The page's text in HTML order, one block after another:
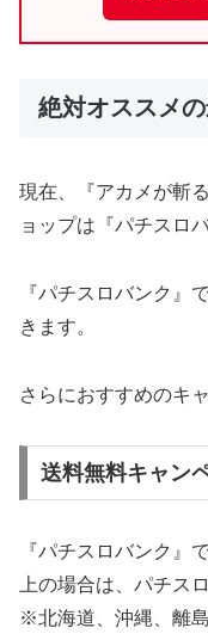
絶対オススメ
現在、『アカメが斬
ョップは『パチスロ
『パチスロバンク』
きます。
さらにおすすめのキ
送料無料キャン
『パチスロバンク』
上の場合は、パチス
※北海道、沖縄、離